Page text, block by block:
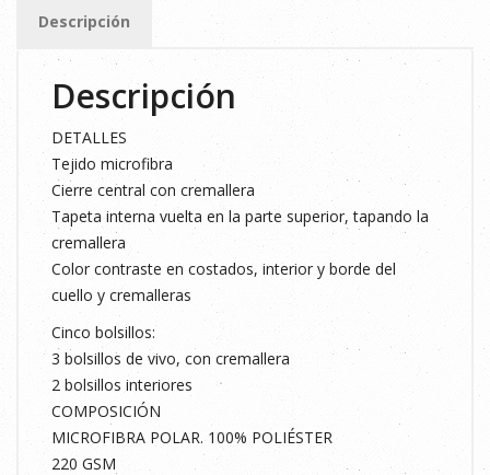
cantidad
Descripción
Descripción
DETALLES
Tejido microfibra
Cierre central con cremallera
Tapeta interna vuelta en la parte superior, tapando la
cremallera
Color contraste en costados, interior y borde del
cuello y cremalleras
Cinco bolsillos:
3 bolsillos de vivo, con cremallera
2 bolsillos interiores
COMPOSICIÓN
MICROFIBRA POLAR. 100% POLIÉSTER
220 GSM